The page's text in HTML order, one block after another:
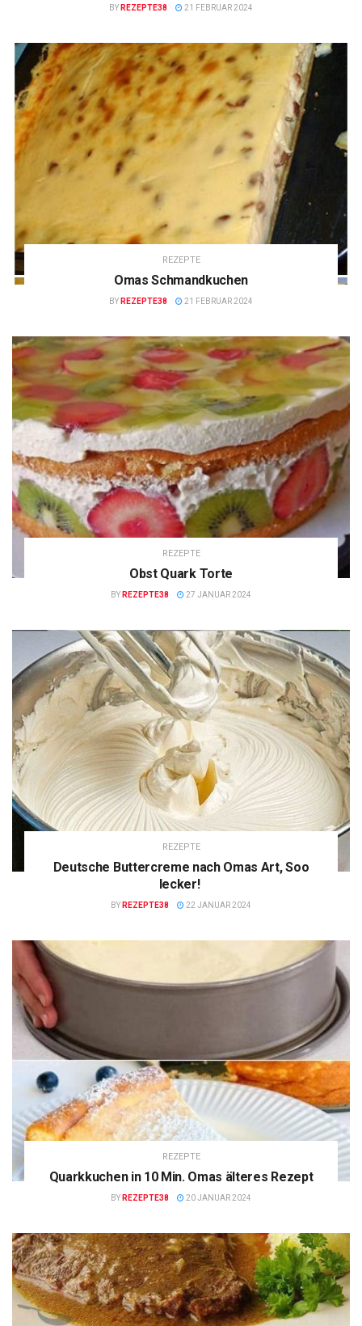
BY REZEPTE38 21 FEBRUAR 2024
REZEPTE
Omas Schmandkuchen
BY REZEPTE38 21 FEBRUAR 2024
REZEPTE
Obst Quark Torte
BY REZEPTE38 27 JANUAR 2024
REZEPTE
Deutsche Buttercreme nach Omas Art, Soo
lecker!
BY REZEPTE38 22 JANUAR 2024
REZEPTE
Quarkkuchen in 10 Min. Omas älteres Rezept
BY REZEPTE38 20 JANUAR 2024